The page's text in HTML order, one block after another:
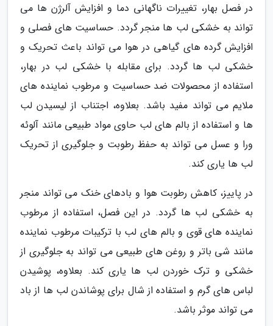
در فصل بهار، تغییرات ناگهانی دما و افزایش آلرژن ها می
تواند به خشکی لب ها منجر گردد. حساسیت های فصلی و
افزایش گرده های گیاهی در هوا می تواند باعث تحریک و
خشکی لب ها گردد. برای مقابله با خشکی لب در بهار،
استفاده از محصولات ضد حساسیت و مرطوب نماینده های
ملایم می تواند مفید باشد. بعلاوه، اجتناب از لیسیدن لب
ها و استفاده از بالم های لب حاوی مواد طبیعی مانند آلوئه
ورا و عسل می تواند به حفظ رطوبت و جلوگیری از تحریک
لب ها یاری کند.
در پاییز، کاهش رطوبت هوا و بادهای خنک می تواند منجر
به خشکی لب ها گردد. در این فصل، استفاده از مرطوب
نماینده های قوی و بالم های لب با ترکیبات مرطوب نماینده
مانند شی باتر و روغن های طبیعی می تواند به جلوگیری از
خشکی و ترک خوردن لب ها یاری کند. بعلاوه، پوشیدن
لباس های گرم و استفاده از شال برای پوشاندن لب ها از باد
می تواند موثر باشد.